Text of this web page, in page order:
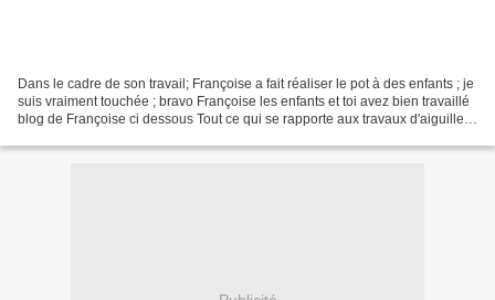
Dans le cadre de son travail; Françoise a fait réaliser le pot à des enfants ; je
suis vraiment touchée ; bravo Françoise les enfants et toi avez bien travaillé
blog de Françoise ci dessous Tout ce qui se rapporte aux travaux d'aiguilles :